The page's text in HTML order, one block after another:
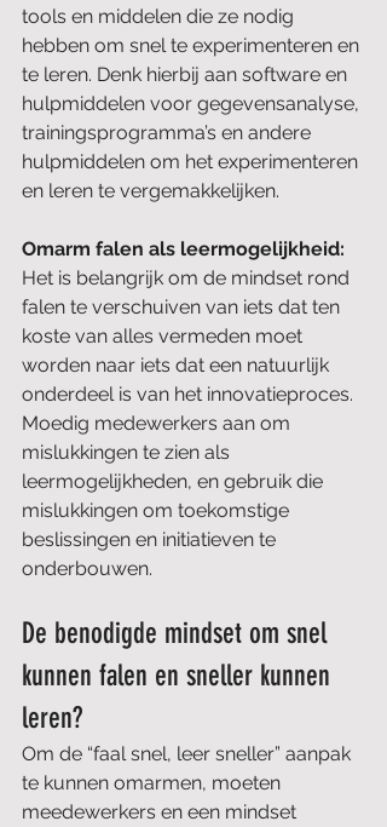
tools en middelen die ze nodig
hebben om snel te experimenteren en
te leren. Denk hierbij aan software en
hulpmiddelen voor gegevensanalyse,
trainingsprogramma’s en andere
hulpmiddelen om het experimenteren
en leren te vergemakkelijken.
Omarm falen als leermogelijkheid:
Het is belangrijk om de mindset rond
falen te verschuiven van iets dat ten
koste van alles vermeden moet
worden naar iets dat een natuurlijk
onderdeel is van het innovatieproces.
Moedig medewerkers aan om
mislukkingen te zien als
leermogelijkheden, en gebruik die
mislukkingen om toekomstige
beslissingen en initiatieven te
onderbouwen.
De benodigde mindset om snel
kunnen falen en sneller kunnen
leren?
Om de “faal snel, leer sneller” aanpak
te kunnen omarmen, moeten
meedewerkers en een mindset